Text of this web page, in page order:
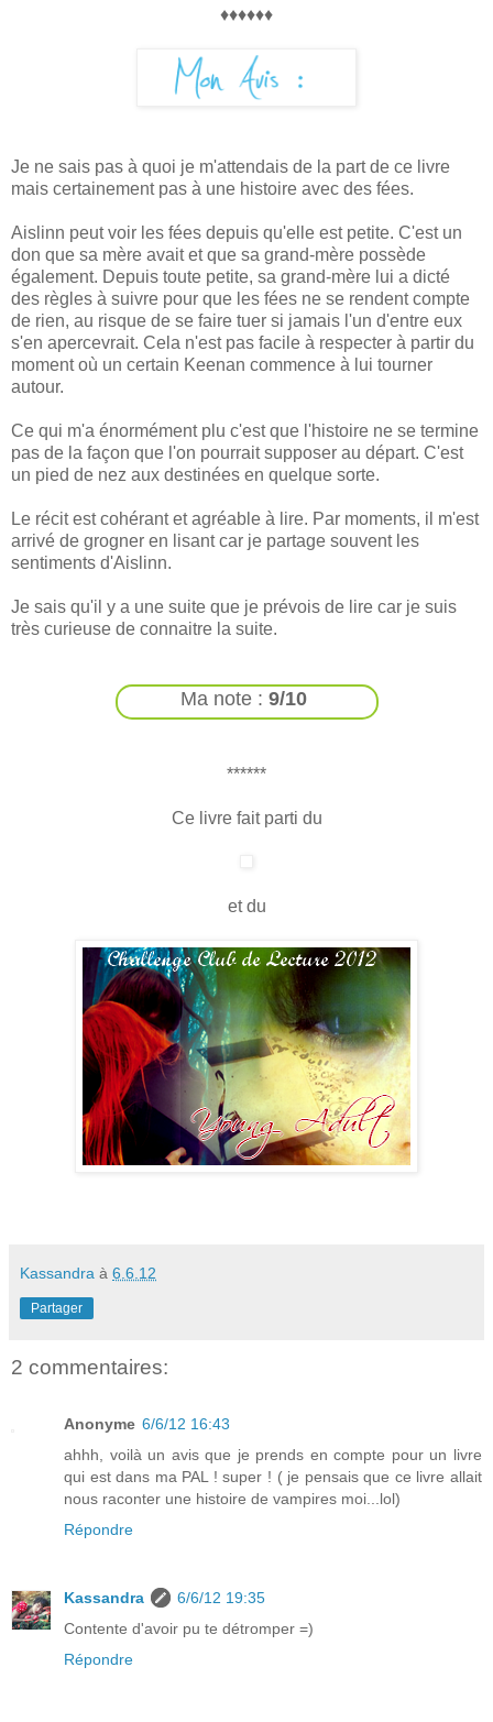
♦♦♦♦♦♦
Je ne sais pas à quoi je m'attendais de la part de ce livre
mais certainement pas à une histoire avec des fées.
Aislinn peut voir les fées depuis qu'elle est petite. C'est un
don que sa mère avait et que sa grand-mère possède
également. Depuis toute petite, sa grand-mère lui a dicté
des règles à suivre pour que les fées ne se rendent compte
de rien, au risque de se faire tuer si jamais l'un d'entre eux
s'en apercevrait. Cela n'est pas facile à respecter à partir du
moment où un certain Keenan commence à lui tourner
autour.
Ce qui m'a énormément plu c'est que l'histoire ne se termine
pas de la façon que l'on pourrait supposer au départ. C'est
un pied de nez aux destinées en quelque sorte.
Le récit est cohérant et agréable à lire. Par moments, il m'est
arrivé de grogner en lisant car je partage souvent les
sentiments d'Aislinn.
Je sais qu'il y a une suite que je prévois de lire car je suis
très curieuse de connaitre la suite.
Ma note : 9/10
******
Ce livre fait parti du
et du
Kassandra à 6.6.12
Partager
2 commentaires:
Anonyme 6/6/12 16:43
ahhh, voilà un avis que je prends en compte pour un livre
qui est dans ma PAL ! super ! ( je pensais que ce livre allait
nous raconter une histoire de vampires moi...lol)
Répondre
Kassandra
6/6/12 19:35
Contente d'avoir pu te détromper =)
Répondre